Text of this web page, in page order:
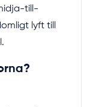
till-
lyft till